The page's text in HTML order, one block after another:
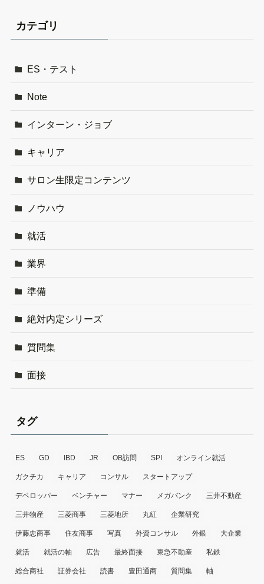
カテゴリ
ES・テスト
Note
インターン・ジョブ
キャリア
サロン生限定コンテンツ
ノウハウ
就活
業界
準備
絶対内定シリーズ
質問集
面接
タグ
ES GD IBD JR OB訪問 SPI オンライン就活
ガクチカ キャリア コンサル スタートアップ
デベロッパー ベンチャー マナー メガバンク 三井不動産
三井物産 三菱商事 三菱地所 丸紅 企業研究
伊藤忠商事 住友商事 写真 外資コンサル 外銀 大企業
就活 就活の軸 広告 最終面接 東急不動産 私鉄
総合商社 証券会社 読書 豊田通商 質問集 軸